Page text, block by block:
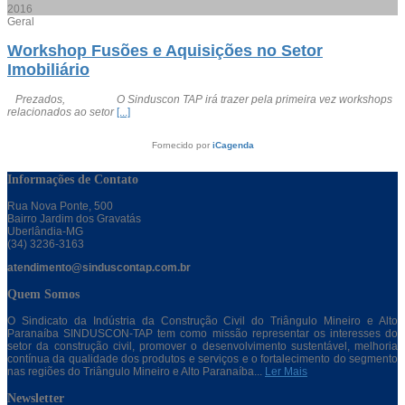
2016
Geral
Workshop Fusões e Aquisições no Setor
Imobiliário
Prezados, O Sinduscon TAP irá trazer pela primeira vez workshops
relacionados ao setor [...]
Fornecido por iCagenda
Informações de Contato
Rua Nova Ponte, 500
Bairro Jardim dos Gravatás
Uberlândia-MG
(34) 3236-3163
atendimento@sinduscontap.com.br
Quem Somos
O Sindicato da Indústria da Construção Civil do Triângulo Mineiro e Alto
Paranaíba SINDUSCON-TAP tem como missão representar os interesses do
setor da construção civil, promover o desenvolvimento sustentável, melhoria
contínua da qualidade dos produtos e serviços e o fortalecimento do segmento
nas regiões do Triângulo Mineiro e Alto Paranaíba... Ler Mais
Newsletter